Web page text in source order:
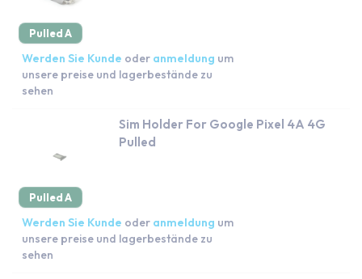
Pulled A
Werden Sie Kunde oder anmeldung um
unsere preise und lagerbestände zu
sehen
Pulled A
Sim Holder For Google Pixel 4A 4G
Pulled
Werden Sie Kunde oder anmeldung um
unsere preise und lagerbestände zu
sehen